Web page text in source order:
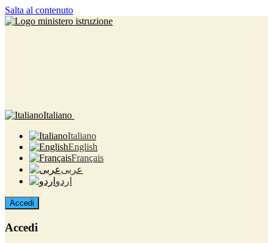
Salta al contenuto
Italiano
Italiano
English
Français
عربى
اردو
Accedi
Accedi